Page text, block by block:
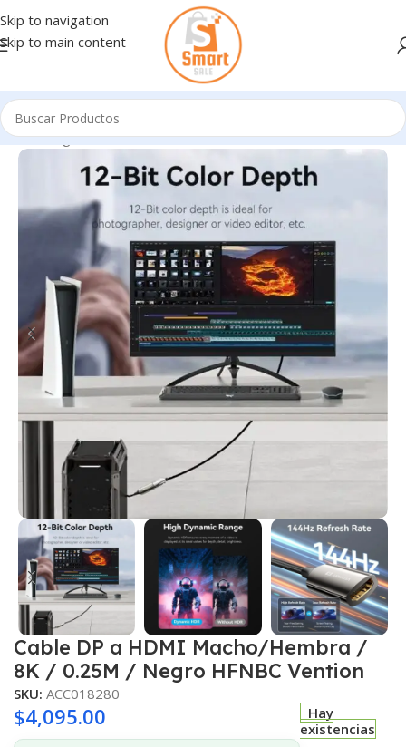
Skip to navigation
Skip to main content
Inicio/Ingresando
Cable DP a HDMI Macho/Hembra /
8K / 0.25M / Negro HFNBC Vention
SKU: ACC018280
$4,095.00
Hay
existencias